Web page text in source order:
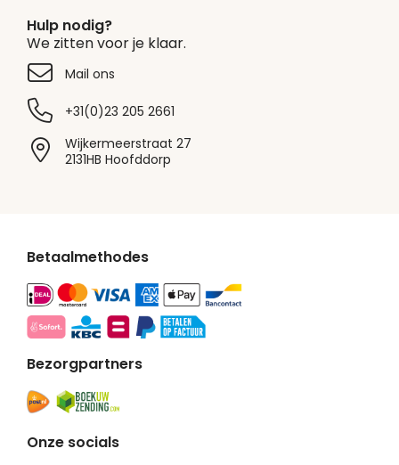
Hulp nodig?
We zitten voor je klaar.
Mail ons
+31(0)23 205 2661
Wijkermeerstraat 27
2131HB Hoofddorp
Betaalmethodes
Bezorgpartners
Onze socials